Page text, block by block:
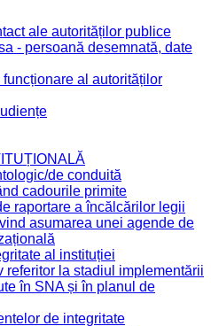
ale autorităților publice
- persoană desemnată, date
al autorităților
de conduită
cadourile primite
raportare a încălcărilor legii
asumarea unei agende de
al instituției
referitor la stadiul implementării
în SNA și în planul de
de integritate